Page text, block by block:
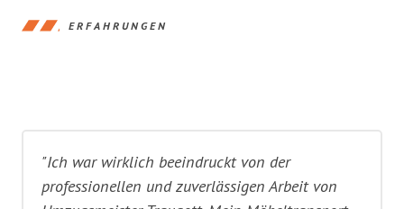
ERFAHRUNGEN
"Ich war wirklich beeindruckt von der
professionellen und zuverlässigen Arbeit von